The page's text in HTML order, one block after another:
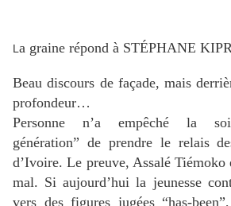
L a graine répond à STÉPHANE
Beau discours de façade, mais
profondeur…
Personne n’a empêché la
génération” de prendre le relais
d’Ivoire. Le preuve, Assalé Tiémoko
mal. Si aujourd’hui la jeunesse
vers des figures jugées “has-